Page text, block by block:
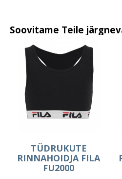
Soovitame Teile
TÜDRUKUTE
RINNAHOIDJA FILA
FU2000